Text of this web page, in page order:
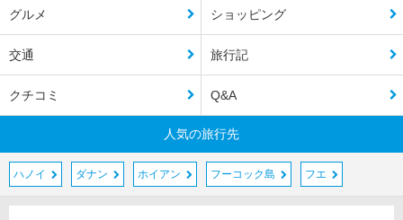
グルメ ショッピング
交通 旅行記
クチコミ Q&A
人気の旅行先
ハノイ ダナン ホイアン フーコック島 フエ